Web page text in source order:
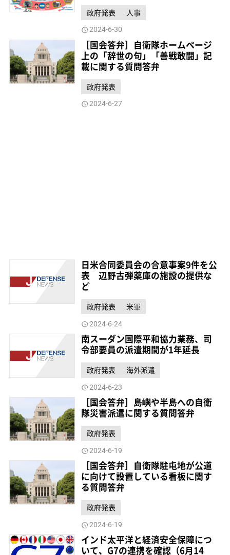
政府発表 人事
2024-6-30
［国会答弁］自衛隊ホームページ
上の「辞世の句」「善戦敢闘」記
載に関する質問答弁
政府発表
2024-6-27
日米合同委員会の合意事案9件を公
表 辺野古弾薬庫の施設の提供な
ど
政府発表 米軍
2024-6-24
南スーダン国際平和協力業務、司
令部要員の派遣期間が1年延長
政府発表 海外派遣
2024-6-23
［国会答弁］島嶼や半島への自衛
隊災害派遣に関する質問答弁
政府発表
2024-6-19
［国会答弁］自衛隊駐屯地が公道
に向けて設置している看板に関す
る質問答弁
政府発表
2024-6-19
インド太平洋と経済安全保障につ
いて、G7の連携を確認（6月14